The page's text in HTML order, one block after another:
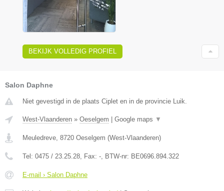
BEKIJK VOLLEDIG PROFIEL
Salon Daphne
Niet gevestigd in de plaats Ciplet en in de provincie Luik.
West-Vlaanderen » Oeselgem Google maps ▼
Meuledreve, 8720 Oeselgem (West-Vlaanderen)
Tel: 0475 / 23.25.28, Fax: -, BTW-nr: BE0696.894.322
E-mail › Salon Daphne